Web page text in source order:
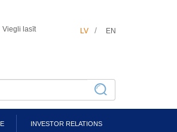
Viegli lasīt LV EN
INVESTOR RELATIONS